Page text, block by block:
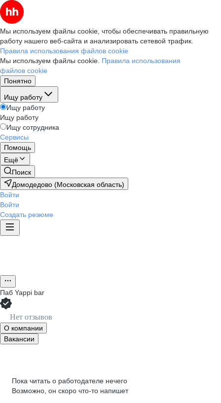
Мы используем файлы cookie, чтобы обеспечивать правильную
работу нашего веб-сайта и анализировать сетевой трафик.
Правила использования файлов cookie
Мы используем файлы cookie. Правила использования
файлов cookie
Понятно
Ищу работу
Ищу работу
Ищу работу
Ищу сотрудника
Сервисы
Помощь
Ещё
Поиск
Домодедово (Московская область)
Войти
Войти
Создать резюме
Паб Yappi bar
Нет отзывов
О компании
Вакансии
Пока читать о работодателе нечего
Возможно, он скоро что‑то напишет